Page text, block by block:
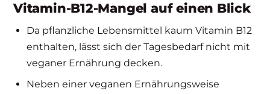
Vitamin-B12-Mangel auf einen Blick
Da pflanzliche Lebensmittel kaum Vitamin B12
enthalten, lässt sich der Tagesbedarf nicht mit
veganer Ernährung decken.
Neben einer veganen Ernährungsweise